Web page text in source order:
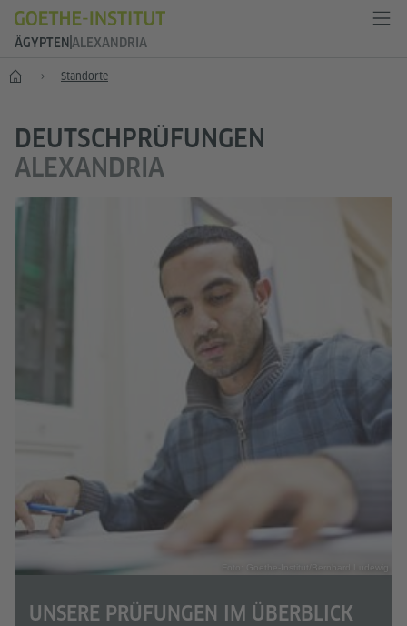
ÄGYPTEN ALEXANDRIA
Start Standorte
DEUTSCHPRÜFUNGEN
ALEXANDRIA
Foto: Goethe-Institut/Bernhard Ludewig
UNSERE PRÜFUNGEN IM ÜBERBLICK